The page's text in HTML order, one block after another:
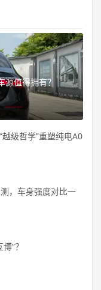
源值得拥有？
级哲学”重塑纯电A0
，车身强度对比一
”？